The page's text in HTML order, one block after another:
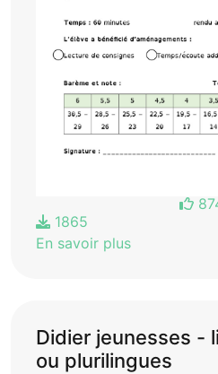
1865
En savoir plus
Didier jeunesses -
ou plurilingues